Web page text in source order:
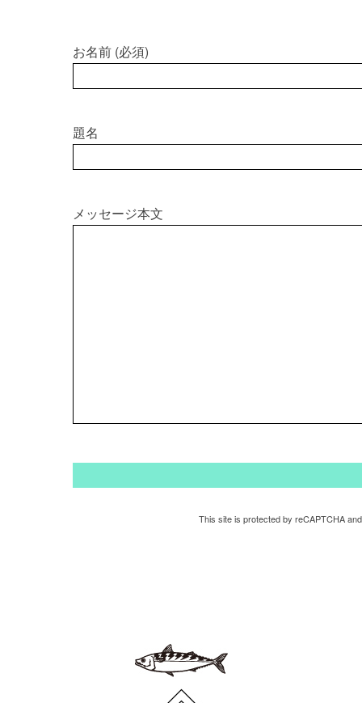
お名前 (必須)
題名
メッセージ本文
This site is protected by reCAPTCHA